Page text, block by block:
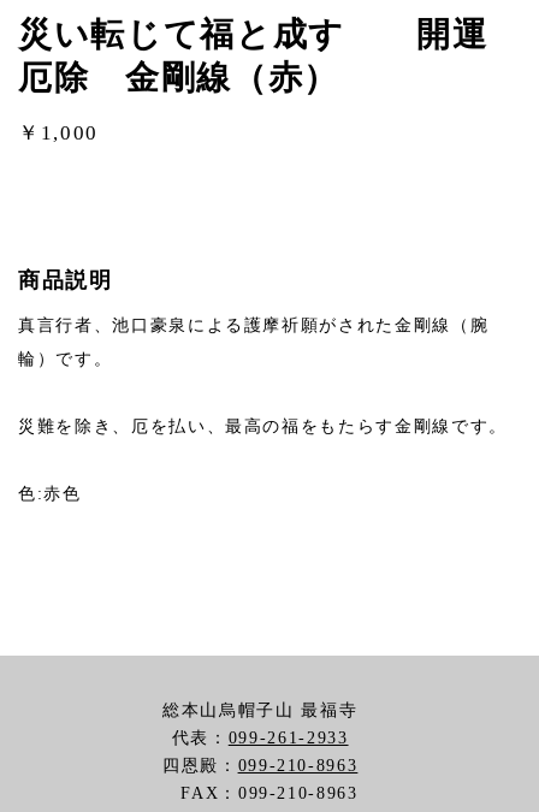
災い転じて福と成す 開運
厄除 金剛線（赤）
￥1,000
商品説明
真言行者、池口豪泉による護摩祈願がされた金剛線（腕
輪）です。
災難を除き、厄を払い、最高の福をもたらす金剛線です。
色:赤色
総本山烏帽子山 最福寺
代表： 099-261-2933
四恩殿： 099-210-8963
FAX：099-210-8963